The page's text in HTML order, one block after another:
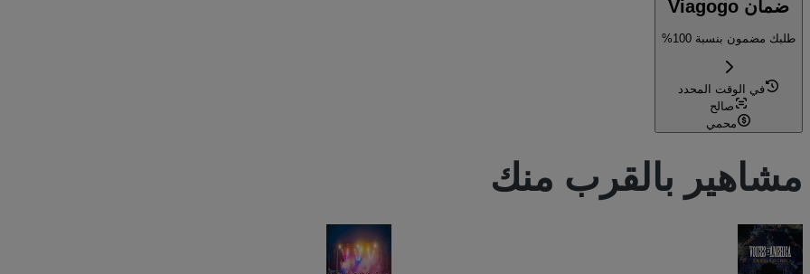
ضمان Viagogo
طلبك مضمون بنسبة 100%
في الوقت المحدد
صالح
محمي
مشاهير بالقرب منك